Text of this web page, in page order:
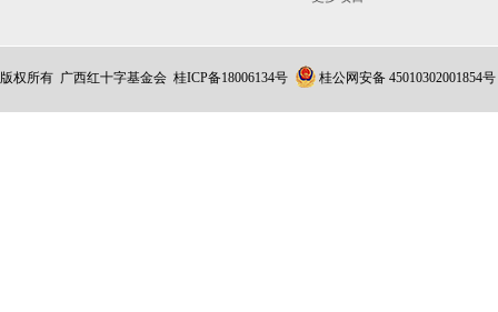
版权所有 广西红十字基金会 桂ICP备18006134号 桂公网安备 45010302001854号